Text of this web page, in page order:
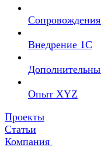
Внедрение 1С
Опыт XYZ
Проекты
Статьи
Компания